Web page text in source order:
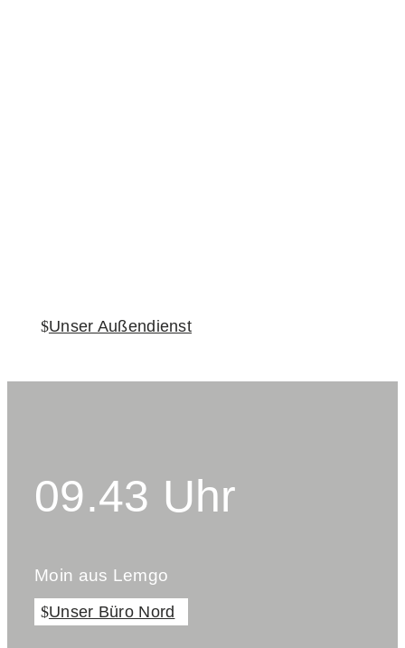
Unser Außendienst
09.43 Uhr
Moin aus Lemgo
Unser Büro Nord